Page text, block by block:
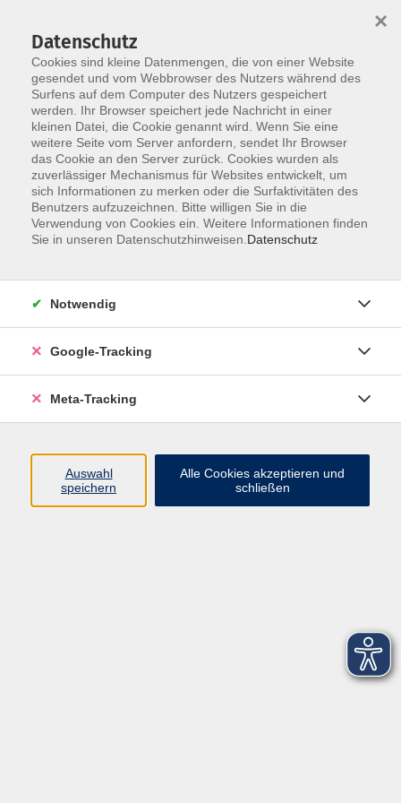
Skip to main content
Der Kurs konnte nicht gefunden werden.
Über uns
Datenschutz
Cookies sind kleine Datenmengen, die von einer Website
gesendet und vom Webbrowser des Nutzers während des
Surfens auf dem Computer des Nutzers gespeichert
werden. Ihr Browser speichert jede Nachricht in einer
kleinen Datei, die Cookie genannt wird. Wenn Sie eine
weitere Seite vom Server anfordern, sendet Ihr Browser
das Cookie an den Server zurück. Cookies wurden als
zuverlässiger Mechanismus für Websites entwickelt, um
sich Informationen zu merken oder die Surfaktivitäten des
Benutzers aufzuzeichnen. Bitte willigen Sie in die
Verwendung von Cookies ein. Weitere Informationen finden
Sie in unseren Datenschutzhinweisen. Datenschutz
×
Notwendig
Google-Tracking
Meta-Tracking
Auswahl
speichern
Alle Cookies akzeptieren und
schließen